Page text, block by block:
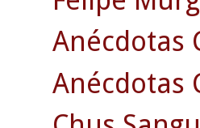
Anécdotas
Anécdotas